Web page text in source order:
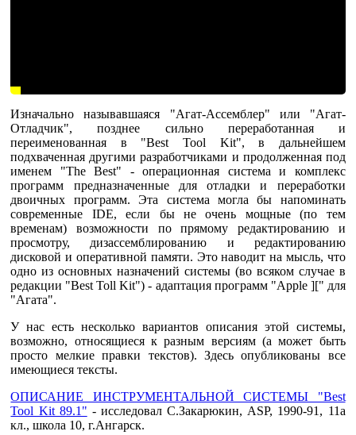
Изначально называвшаяся "Агат-Ассемблер" или "Агат-
Отладчик", позднее сильно переработанная и
переименованная в "Best Tool Kit", в дальнейшем
подхваченная другими разработчиками и продолженная под
именем "The Best" - операционная система и комплекс
программ предназначенные для отладки и переработки
двоичных программ. Эта система могла бы напоминать
современные IDE, если бы не очень мощные (по тем
временам) возможности по прямому редактированию и
просмотру, дизассемблированию и редактированию
дисковой и оперативной памяти. Это наводит на мысль, что
одно из основных назначений системы (во всяком случае в
редакции "Best Toll Kit") - адаптация программ "Apple ][" для
"Агата".
У нас есть несколько вариантов описания этой системы,
возможно, относящиеся к разным версиям (а может быть
просто мелкие правки текстов). Здесь опубликованы все
имеющиеся тексты.
ОПИСАНИЕ ИНСТРУМЕНТАЛЬНОЙ СИСТЕМЫ "Best
Tool Kit 89.1" - исследовал С.Закарюкин, ASP, 1990-91, 11а
кл., школа 10, г.Ангарск.